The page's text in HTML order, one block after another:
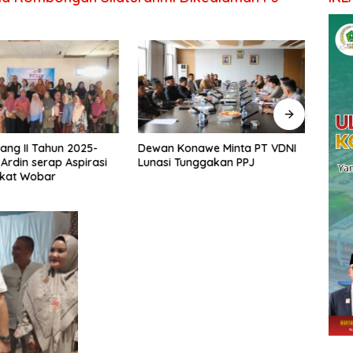
II Tahun 2025-
Ardin serap Aspirasi
Wobar
Dewan Konawe Minta PT VDNI
Lunasi Tunggakan PPJ